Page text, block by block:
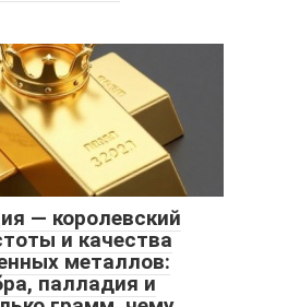
— королевский
и качества
металлов:
палладия и